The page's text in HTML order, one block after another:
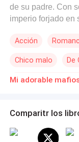
de su padre. Con
imperio forjado en
vive para el
de su mundo de
realidad donde la
universo donde
arriesgarlo todo
Acción
Chico malo De
Matrimonio por
Comparitr los